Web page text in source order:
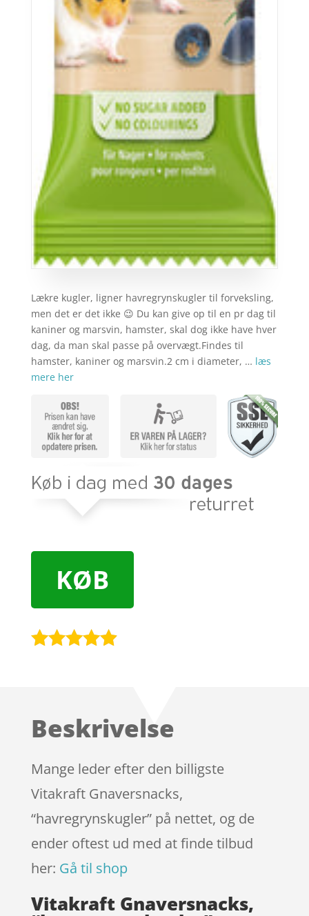
Lækre kugler, ligner havregrynskugler til forveksling,
men det er det ikke 😉 Du kan give op til en pr dag til
kaniner og marsvin, hamster, skal dog ikke have hver
dag, da man skal passe på overvægt.Findes til
hamster, kaniner og marsvin.2 cm i diameter, … læs
mere her
KØB
kundebedø
Beskrivelse
Mange leder efter den billigste
Vitakraft Gnaversnacks,
“havregrynskugler” på nettet, og de
ender oftest ud med at finde tilbud
her: Gå til shop
Vitakraft Gnaversnacks,